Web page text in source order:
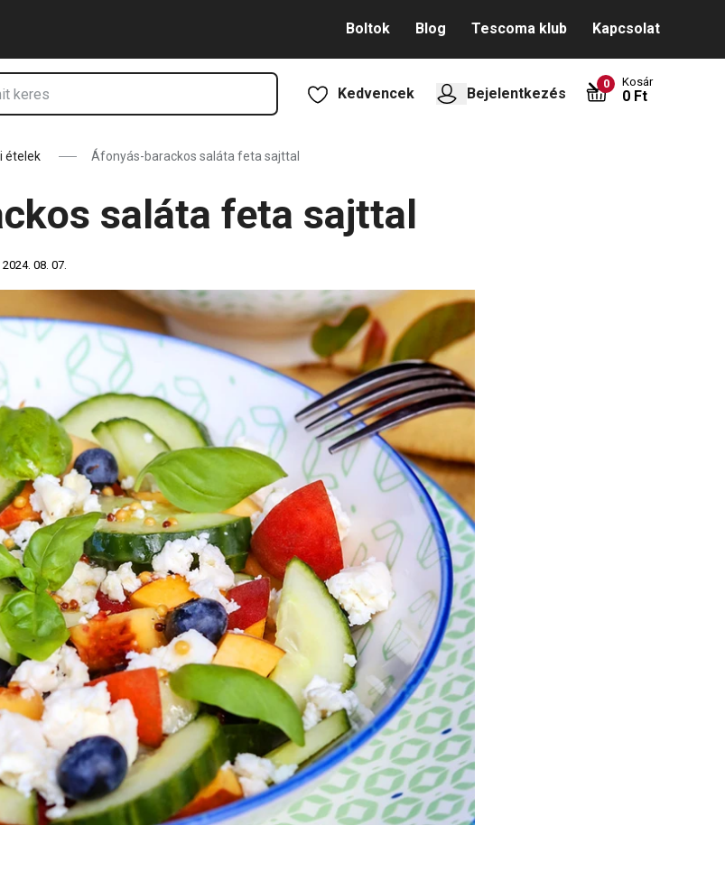
Boltok Blog Tescoma klub Kapcsolat
Kedvencek Bejelentkezés
0 Kosár
0 Ft
ételek Áfonyás-barackos saláta feta sajttal
saláta feta sajttal
2024. 08. 07.